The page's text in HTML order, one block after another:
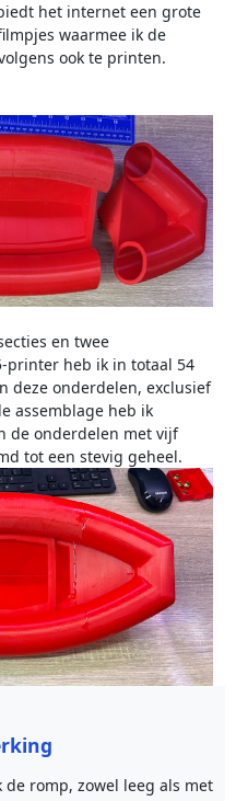
het internet een grote
waarmee ik de
ook te printen.
en twee
printer heb ik in totaal 54
deze onderdelen, exclusief
assemblage heb ik
de onderdelen met vijf
tot een stevig geheel.
romp, zowel leeg als met